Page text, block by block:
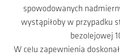
spowodowanych
wystąpiłoby w przypadku
bezolejowej
W celu zapewnienia